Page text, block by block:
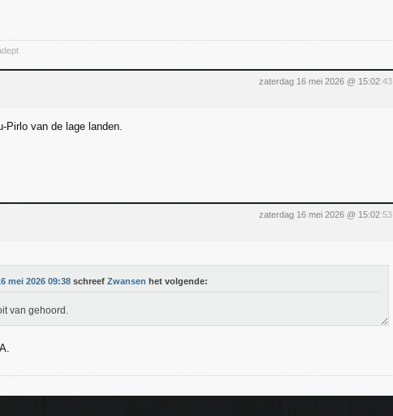
zaterdag 16 mei 2026 @ 15:02:43
Pirlo van de lage landen.
zaterdag 16 mei 2026 @ 15:02:53
mei 2026 09:38 schreef Zwansen het volgende:
van gehoord.